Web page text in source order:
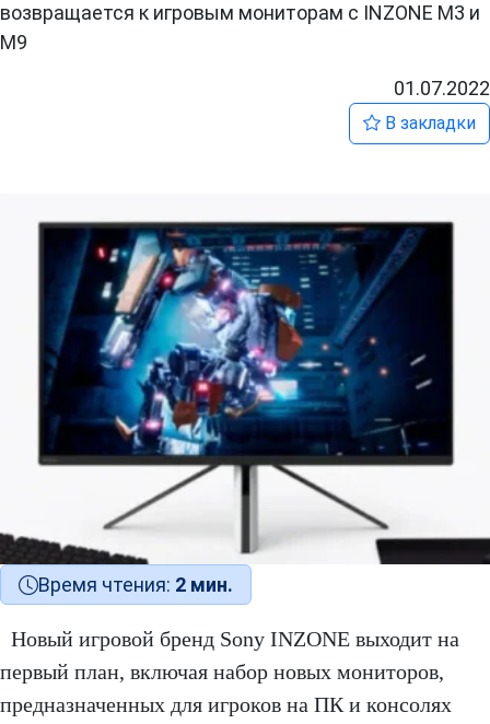
возвращается к игровым мониторам с INZONE M3 и
M9
01.07.2022
В закладки
Время чтения: 2 мин.
Новый игровой бренд Sony INZONE выходит на
первый план, включая набор новых мониторов,
предназначенных для игроков на ПК и консолях